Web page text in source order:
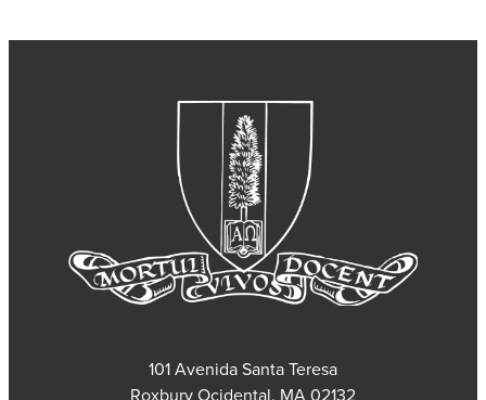
101 Avenida Santa Teresa